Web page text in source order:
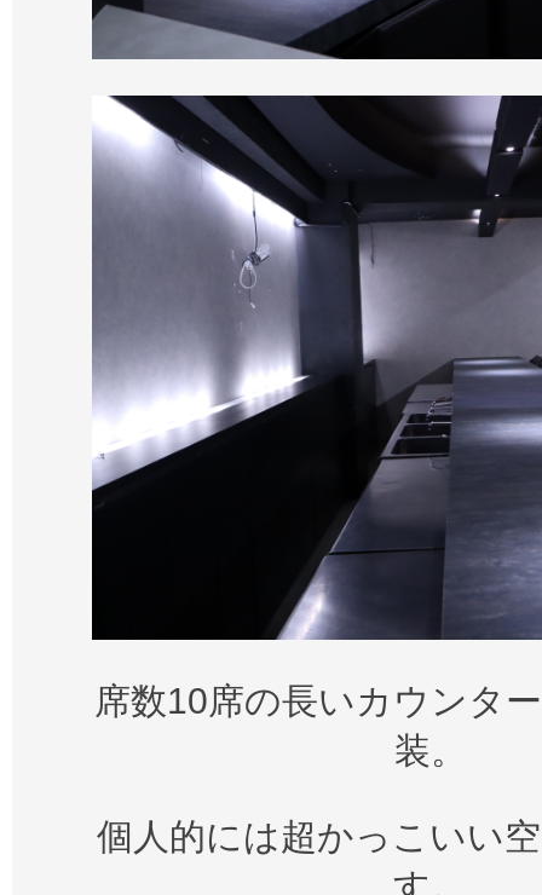
席数10席の長いカウンタ
装。
個人的には超かっこいい
す。